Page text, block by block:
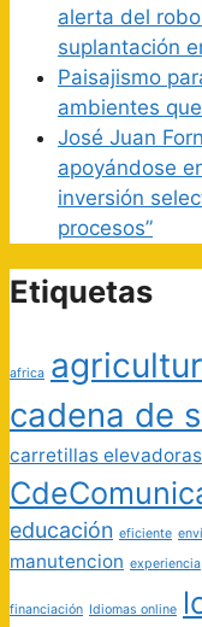
alerta del
suplantación
Paisajismo
ambientes
José Juan
apoyándose
inversión
procesos”
Etiquetas
africa
cadena de
carretillas elevadoras
educación eficiente
manutencion experiencia
financiación Idiomas online